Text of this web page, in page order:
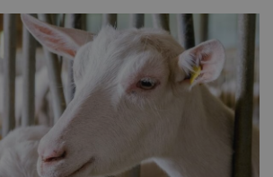
Zeitraum ab,
für den Betrieb.